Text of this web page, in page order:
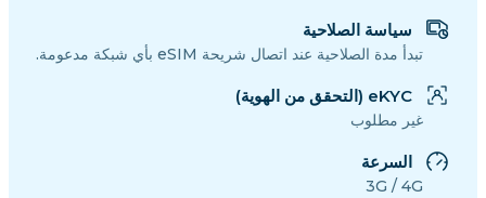
سياسة الصلاحية
تبدأ مدة الصلاحية عند اتصال شريحة eSIM بأي شبكة مدعومة.
eKYC (التحقق من الهوية)
غير مطلوب
السرعة
3G / 4G